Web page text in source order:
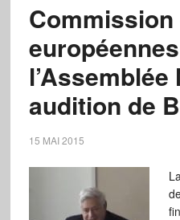
audition de
15 MAI 2015